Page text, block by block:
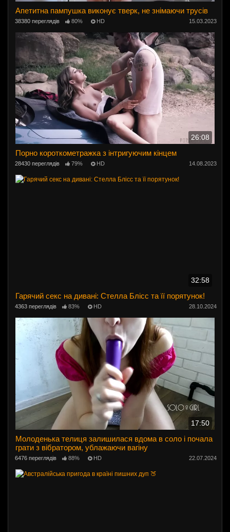
Апетитна пампушка виконує тверк, не знімаючи трусів
38380 переглядів 80% HD 15.03.2023
26:08
Порно короткометражка з інтригуючим кінцем
28430 переглядів 79% HD 14.08.2023
32:58
Гарячий секс на дивані: Стелла Блісс та її порятунок!
4363 переглядів 83% HD 28.10.2024
17:50
Молоденька телиця залишилася вдома в соло і почала
грати з вібратором, ублажаючи вагіну
6476 переглядів 88% HD 22.07.2024